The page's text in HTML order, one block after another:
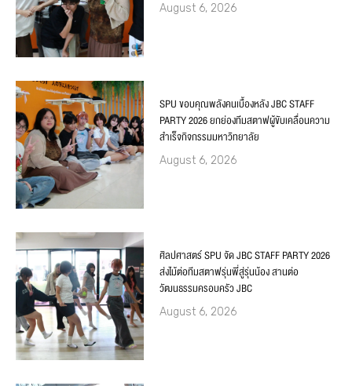
August 6, 2026
SPU ขอบคุณพลังคนเบื้องหลัง JBC STAFF
PARTY 2026 ยกย่องทีมสตาฟผู้ขับเคลื่อนความ
สำเร็จกิจกรรมมหาวิทยาลัย
August 6, 2026
ศิลปศาสตร์ SPU จัด JBC STAFF PARTY 2026
ส่งไม้ต่อทีมสตาฟรุ่นพี่สู่รุ่นน้อง สานต่อ
วัฒนธรรมครอบครัว JBC
August 6, 2026